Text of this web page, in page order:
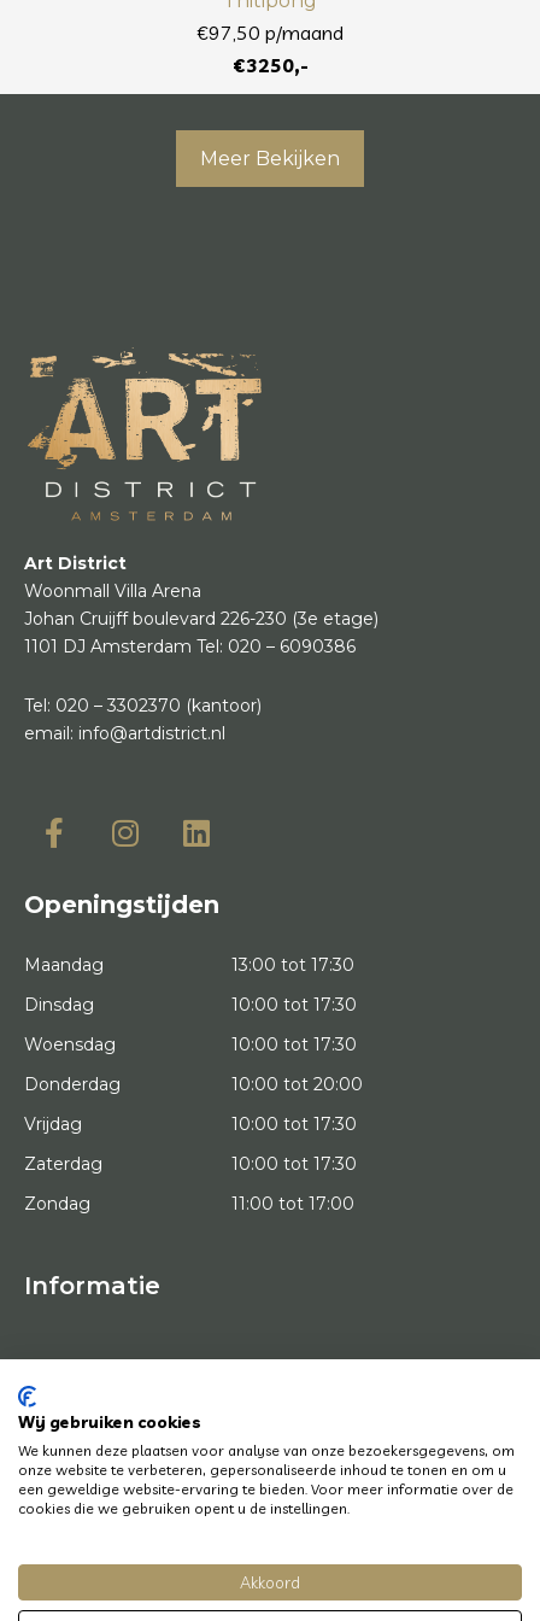
€97,50 p/maand
€3250,-
Meer Bekijken
Art District
Woonmall Villa Arena
Johan Cruijff boulevard 226-230 (3e etage)
1101 DJ Amsterdam Tel: 020 – 6090386
Tel: 020 – 3302370 (kantoor)
email: info@artdistrict.nl
Openingstijden
Maandag
13:00 tot 17:30
Dinsdag
10:00 tot 17:30
Woensdag
10:00 tot 17:30
Donderdag
10:00 tot 20:00
Vrijdag
10:00 tot 17:30
Zaterdag
10:00 tot 17:30
Zondag
11:00 tot 17:00
Informatie
HOME
KUNSTENAARS
KUNSTWERKEN
HOE WERKT HET
NEWS
CONTACT
© Copyright 2022 Art District | Website door
Wij gebruiken cookies
We kunnen deze plaatsen voor analyse van onze bezoekersgegevens, om
onze website te verbeteren, gepersonaliseerde inhoud te tonen en om u
een geweldige website-ervaring te bieden. Voor meer informatie over de
cookies die we gebruiken opent u de instellingen.
Akkoord